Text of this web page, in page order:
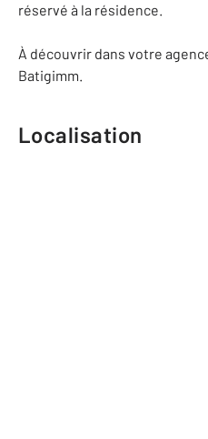
réservé à la résidence.
À découvrir dans votre
Batigimm.
Localisation